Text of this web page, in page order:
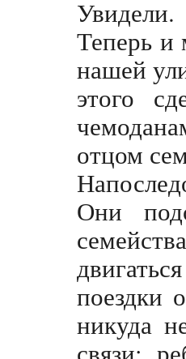
Теперь и
нашей
этого
отцом
Они
поездки
никуда